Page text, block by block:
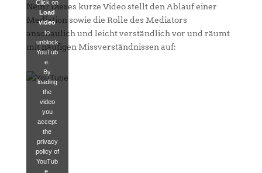
Nein? Dieses kurze Video stellt den Ablauf einer
Mediation sowie die Rolle des Mediators
anschaulich und leicht verständlich vor und räumt
mit häufigen Missverständnissen auf:
Click on
Load
video
to
unblock
YouTub
e.
By
loading
the
video
you
accept
the
privacy
policy of
YouTub
e.